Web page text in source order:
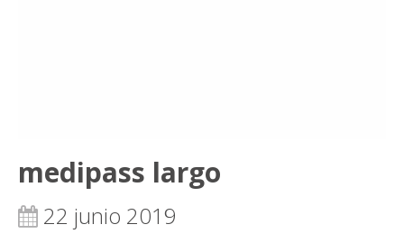
medipass largo
22 junio 2019